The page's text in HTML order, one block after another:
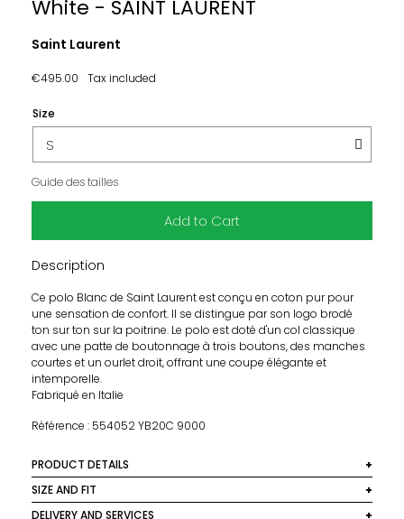
White - SAINT LAURENT
Saint Laurent
€495.00 Tax included
Size
Guide des tailles
Add to Cart
Description
Ce polo Blanc de Saint Laurent est conçu en coton pur pour
une sensation de confort. Il se distingue par son logo brodé
ton sur ton sur la poitrine. Le polo est doté d'un col classique
avec une patte de boutonnage à trois boutons, des manches
courtes et un ourlet droit, offrant une coupe élégante et
intemporelle.
Fabriqué en Italie
Référence : 554052 YB20C 9000
PRODUCT DETAILS
Matière: 100% Coton
Couleur : Blanc
SIZE AND FIT
Taille normalement, prenez votre taille habituelle.
DELIVERY AND SERVICES